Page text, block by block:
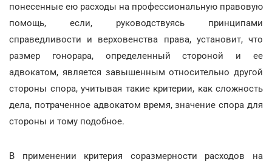
понесенные ею расходы на профессиональную правовую
помощь, если, руководствуясь принципами
справедливости и верховенства права, установит, что
размер гонорара, определенный стороной и ее
адвокатом, является завышенным относительно другой
стороны спора, учитывая такие критерии, как сложность
дела, потраченное адвокатом время, значение спора для
стороны и тому подобное.
В применении критерия соразмерности расходов на